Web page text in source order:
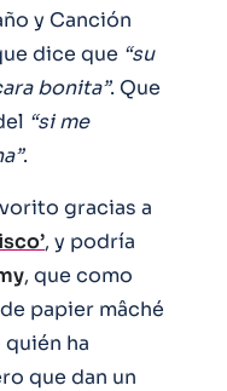
y Canción
dice que “su
bonita”. Que
“si me
.
gracias a
, y podría
, que como
papier mâché
ha
que dan un